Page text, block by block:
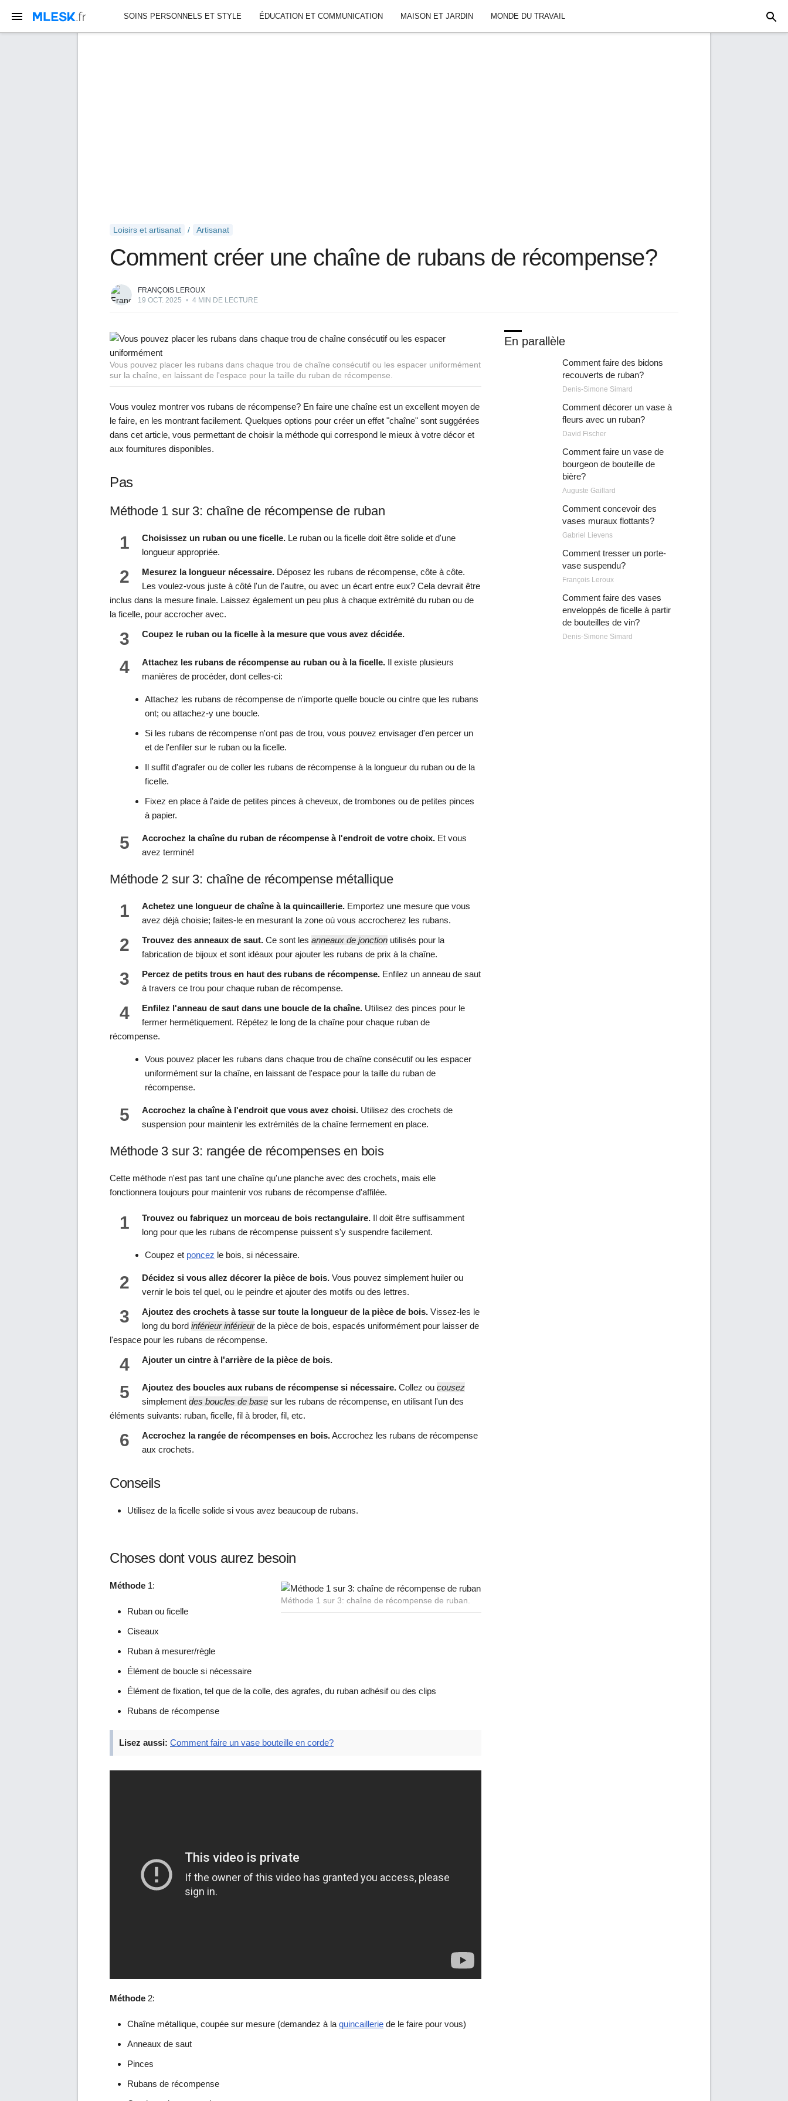
SOINS PERSONNELS ET STYLE ÉDUCATION ET COMMUNICATION MAISON ET JARDIN MONDE DU TRAVAIL
Loisirs et artisanat Artisanat
Comment créer une chaîne de rubans de récompense?
FRANÇOIS LEROUX
19 OCT. 2025 • 4 MIN DE LECTURE
Vous pouvez placer les rubans dans chaque trou de chaîne consécutif ou les espacer uniformément
sur la chaîne, en laissant de l'espace pour la taille du ruban de récompense.
Vous voulez montrer vos rubans de récompense? En faire une chaîne est un excellent moyen de
le faire, en les montrant facilement. Quelques options pour créer un effet "chaîne" sont suggérées
dans cet article, vous permettant de choisir la méthode qui correspond le mieux à votre décor et
aux fournitures disponibles.
Pas
Méthode 1 sur 3: chaîne de récompense de ruban
1 Choisissez un ruban ou une ficelle. Le ruban ou la ficelle doit être solide et d'une
longueur appropriée.
2 Mesurez la longueur nécessaire. Déposez les rubans de récompense, côte à côte.
Les voulez-vous juste à côté l'un de l'autre, ou avec un écart entre eux? Cela devrait être
inclus dans la mesure finale. Laissez également un peu plus à chaque extrémité du ruban ou de
la ficelle, pour accrocher avec.
3 Coupez le ruban ou la ficelle à la mesure que vous avez décidée.
4 Attachez les rubans de récompense au ruban ou à la ficelle. Il existe plusieurs
manières de procéder, dont celles-ci:
Attachez les rubans de récompense de n'importe quelle boucle ou cintre que les rubans
ont; ou attachez-y une boucle.
Si les rubans de récompense n'ont pas de trou, vous pouvez envisager d'en percer un
et de l'enfiler sur le ruban ou la ficelle.
Il suffit d'agrafer ou de coller les rubans de récompense à la longueur du ruban ou de la
ficelle.
Fixez en place à l'aide de petites pinces à cheveux, de trombones ou de petites pinces
à papier.
5 Accrochez la chaîne du ruban de récompense à l'endroit de votre choix. Et vous
avez terminé!
Méthode 2 sur 3: chaîne de récompense métallique
1 Achetez une longueur de chaîne à la quincaillerie. Emportez une mesure que vous
avez déjà choisie; faites-le en mesurant la zone où vous accrocherez les rubans.
2 Trouvez des anneaux de saut. Ce sont les anneaux de jonction utilisés pour la
fabrication de bijoux et sont idéaux pour ajouter les rubans de prix à la chaîne.
3 Percez de petits trous en haut des rubans de récompense. Enfilez un anneau de saut
à travers ce trou pour chaque ruban de récompense.
4 Enfilez l'anneau de saut dans une boucle de la chaîne. Utilisez des pinces pour le
fermer hermétiquement. Répétez le long de la chaîne pour chaque ruban de
récompense.
Vous pouvez placer les rubans dans chaque trou de chaîne consécutif ou les espacer
uniformément sur la chaîne, en laissant de l'espace pour la taille du ruban de
récompense.
5 Accrochez la chaîne à l'endroit que vous avez choisi. Utilisez des crochets de
suspension pour maintenir les extrémités de la chaîne fermement en place.
Méthode 3 sur 3: rangée de récompenses en bois
Cette méthode n'est pas tant une chaîne qu'une planche avec des crochets, mais elle
fonctionnera toujours pour maintenir vos rubans de récompense d'affilée.
1 Trouvez ou fabriquez un morceau de bois rectangulaire. Il doit être suffisamment
long pour que les rubans de récompense puissent s'y suspendre facilement.
Coupez et poncez le bois, si nécessaire.
2 Décidez si vous allez décorer la pièce de bois. Vous pouvez simplement huiler ou
vernir le bois tel quel, ou le peindre et ajouter des motifs ou des lettres.
3 Ajoutez des crochets à tasse sur toute la longueur de la pièce de bois. Vissez-les le
long du bord inférieur inférieurde la pièce de bois, espacés uniformément pour laisser de
l'espace pour les rubans de récompense.
4 Ajouter un cintre à l'arrière de la pièce de bois.
5 Ajoutez des boucles aux rubans de récompense si nécessaire. Collez ou cousez
simplement des boucles de base sur les rubans de récompense, en utilisant l'un des
éléments suivants: ruban, ficelle, fil à broder, fil, etc.
6 Accrochez la rangée de récompenses en bois.Accrochez les rubans de récompense
aux crochets.
Conseils
Utilisez de la ficelle solide si vous avez beaucoup de rubans.
Choses dont vous aurez besoin
Méthode 1 sur 3: chaîne de récompense de ruban.
Méthode 1:
Ruban ou ficelle
Ciseaux
Ruban à mesurer/règle
Élément de boucle si nécessaire
Élément de fixation, tel que de la colle, des agrafes, du ruban adhésif ou des clips
Rubans de récompense
Lisez aussi: Comment faire un vase bouteille en corde?
Méthode 2:
Chaîne métallique, coupée sur mesure (demandez à la quincaillerie de le faire pour vous)
Anneaux de saut
Pinces
Rubans de récompense
En parallèle
Comment faire des bidons
recouverts de ruban?
Denis-Simone Simard
Comment décorer un vase à
fleurs avec un ruban?
David Fischer
Comment faire un vase de
bourgeon de bouteille de
bière?
Auguste Gaillard
Comment concevoir des
vases muraux flottants?
Gabriel Lievens
Comment tresser un porte-
vase suspendu?
François Leroux
Comment faire des vases
enveloppés de ficelle à partir
de bouteilles de vin?
Denis-Simone Simard